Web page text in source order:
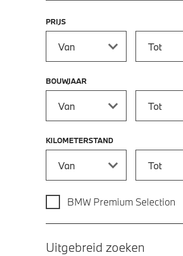
PRIJS
BOUWJAAR
KILOMETERSTAND
BMW Premium Selection
Uitgebreid zoeken